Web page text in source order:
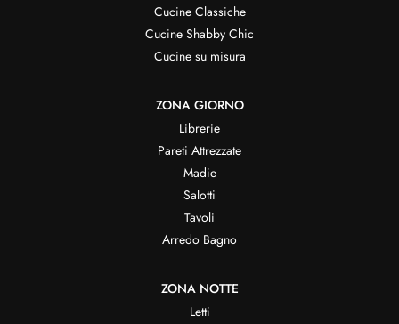
Cucine Classiche
Cucine Shabby Chic
Cucine su misura
ZONA GIORNO
Librerie
Pareti Attrezzate
Madie
Salotti
Tavoli
Arredo Bagno
ZONA NOTTE
Letti